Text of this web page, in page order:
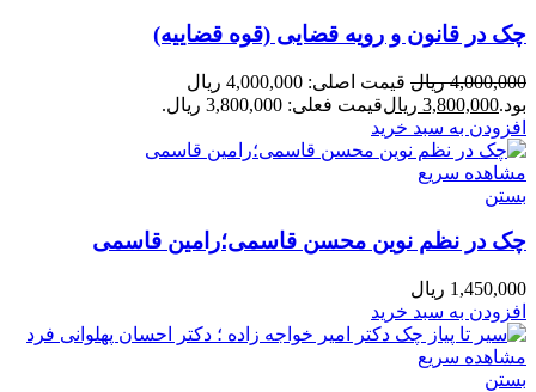
چک در قانون و رویه قضایی (قوه قضاییه)
4,000,000 ریال
قیمت اصلی: 4,000,000 ریال
بود.3,800,000 ریالقیمت فعلی: 3,800,000 ریال.
افزودن به سبد خرید
مشاهده سریع
بستن
چک در نظم نوین محسن قاسمی؛رامین قاسمی
1,450,000 ریال
افزودن به سبد خرید
مشاهده سریع
بستن